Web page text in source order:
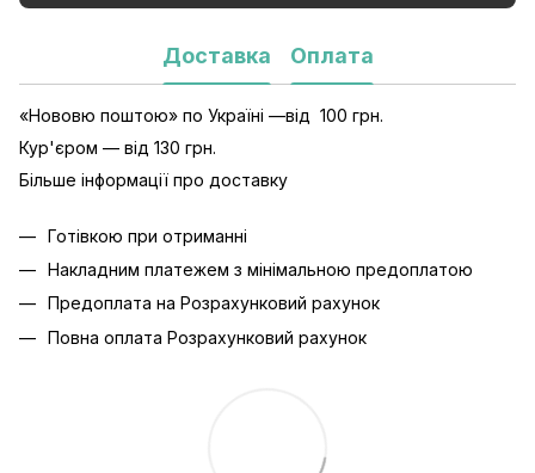
Доставка Оплата
«Нововю поштою» по Україні —від 100 грн.
Кур'єром — від 130 грн.
Більше інформації про доставку
Готівкою при отриманні
Накладним платежем з мінімальною предоплатою
Предоплата на Розрахунковий рахунок
Повна оплата Розрахунковий рахунок